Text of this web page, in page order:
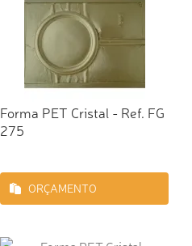
Forma PET Cristal - Ref. FG
275
ORÇAMENTO